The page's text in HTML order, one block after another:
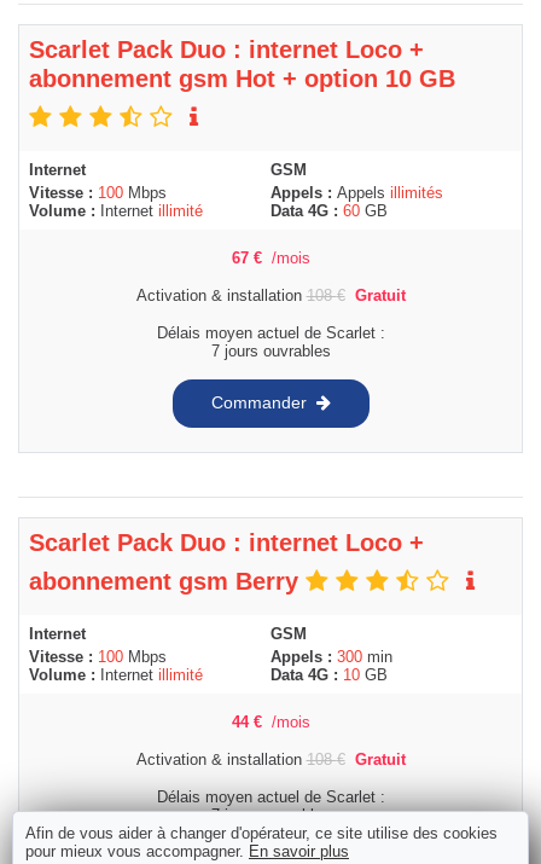
Scarlet Pack Duo : internet Loco +
abonnement gsm Hot + option 10 GB
Internet
Vitesse : 100 Mbps
Volume :
Internet illimité
GSM
Appels : Appels illimités
Data 4G : 60 GB
67 € /mois
Activation & installation108€ Gratuit
Délais moyen actuel de Scarlet :
7 jours ouvrables
Commander
Scarlet Pack Duo : internet Loco +
abonnement gsm Berry
Internet
Vitesse : 100 Mbps
Volume :
Internet illimité
GSM
Appels : 300 min
Data 4G : 10 GB
44 € /mois
Activation & installation108€ Gratuit
Délais moyen actuel de Scarlet :
7 jours ouvrables
Afin de vous aider à changer d'opérateur, ce site utilise des cookies
pour mieux vous accompagner. En savoir plus